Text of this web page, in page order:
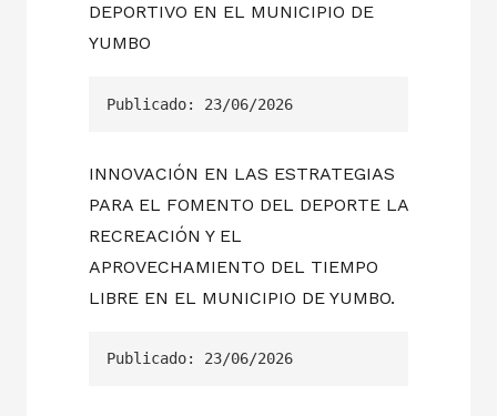
DEPORTIVO EN EL MUNICIPIO DE
YUMBO
Publicado: 23/06/2026
INNOVACIÓN EN LAS ESTRATEGIAS
PARA EL FOMENTO DEL DEPORTE LA
RECREACIÓN Y EL
APROVECHAMIENTO DEL TIEMPO
LIBRE EN EL MUNICIPIO DE YUMBO.
Publicado: 23/06/2026